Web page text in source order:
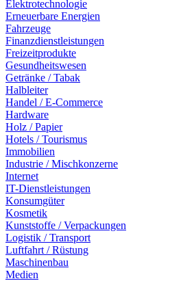
Elektrotechnologie
Erneuerbare Energien
Fahrzeuge
Finanzdienstleistungen
Freizeitprodukte
Gesundheitswesen
Getränke / Tabak
Halbleiter
Handel / E-Commerce
Hardware
Holz / Papier
Hotels / Tourismus
Immobilien
Industrie / Mischkonzerne
Internet
IT-Dienstleistungen
Konsumgüter
Kosmetik
Kunststoffe / Verpackungen
Logistik / Transport
Luftfahrt / Rüstung
Maschinenbau
Medien